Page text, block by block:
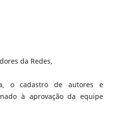
da Redes,
o cadastro de autores e
à aprovação da equipe